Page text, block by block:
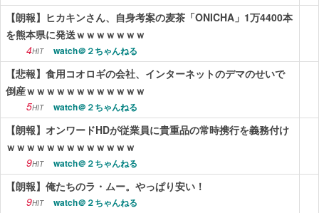
【朗報】ヒカキンさん、自身考案の麦茶「ONICHA」1万4400本
を熊本県に発送ｗｗｗｗｗｗｗ
4HIT watch＠２ちゃんねる
【悲報】食用コオロギの会社、インターネットのデマのせいで
倒産ｗｗｗｗｗｗｗｗｗｗｗｗ
5HIT watch＠２ちゃんねる
【朗報】オンワードHDが従業員に貴重品の常時携行を義務付け
ｗｗｗｗｗｗｗｗｗｗｗｗｗ
9HIT watch＠２ちゃんねる
【朗報】俺たちのラ・ムー。やっぱり安い！
9HIT watch＠２ちゃんねる